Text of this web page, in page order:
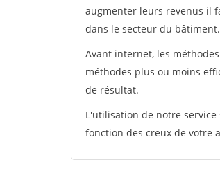
augmenter leurs revenus il
dans le secteur du bâtiment.
Avant internet, les
méthodes plus ou moins
de résultat.
L'utilisation de notre
fonction des creux de votre